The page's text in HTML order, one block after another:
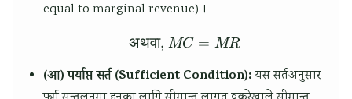
equal to marginal revenue) ।
\text{अथवा, } MC = MR
अथवा, MC = MR
(आ) पर्याप्त सर्त (Sufficient Condition):यस सर्तअनुसार